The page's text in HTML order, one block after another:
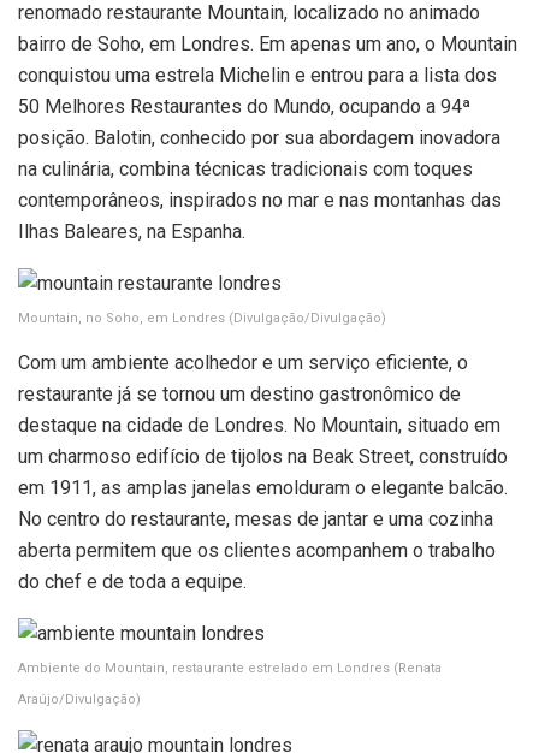
renomado restaurante Mountain, localizado no animado
bairro de Soho, em Londres. Em apenas um ano, o Mountain
conquistou uma estrela Michelin e entrou para a lista dos
50 Melhores Restaurantes do Mundo, ocupando a 94ª
posição. Balotin, conhecido por sua abordagem inovadora
na culinária, combina técnicas tradicionais com toques
contemporâneos, inspirados no mar e nas montanhas das
Ilhas Baleares, na Espanha.
Mountain, no Soho, em Londres (Divulgação/Divulgação)
Com um ambiente acolhedor e um serviço eficiente, o
restaurante já se tornou um destino gastronômico de
destaque na cidade de Londres. No Mountain, situado em
um charmoso edifício de tijolos na Beak Street, construído
em 1911, as amplas janelas emolduram o elegante balcão.
No centro do restaurante, mesas de jantar e uma cozinha
aberta permitem que os clientes acompanhem o trabalho
do chef e de toda a equipe.
Ambiente do Mountain, restaurante estrelado em Londres (Renata
Araújo/Divulgação)